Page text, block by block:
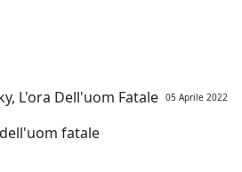
L'ora Dell'uom Fatale 05 Aprile 2022
fatale